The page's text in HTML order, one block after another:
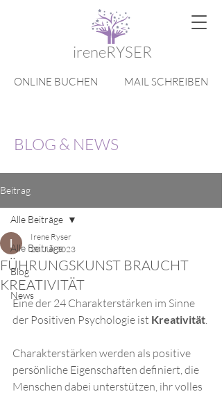
ireneRYSER
ONLINE BUCHEN MAIL SCHREIBEN
BLOG & NEWS
Beitrag
Alle Beiträge
Blog
News
Alle Beiträge
FÜHRUNGSKUNST BRAUCHT
KREATIVITÄT
Irene Ryser
20. Juli 2023
Eine der 24 Charakterstärken im Sinne
der Positiven Psychologie ist Kreativität.
Charakterstärken werden als positive
persönliche Eigenschaften definiert, die
Menschen dabei unterstützen, ihr volles